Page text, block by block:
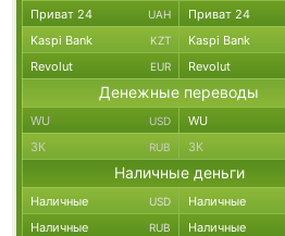
Приват 24 UAH Приват 24
Kaspi Bank KZT Kaspi Bank
Revolut EUR Revolut
Денежные переводы
WU USD WU
ЗК RUB ЗК
Наличные деньги
Наличные USD Наличные
Наличные RUB Наличные